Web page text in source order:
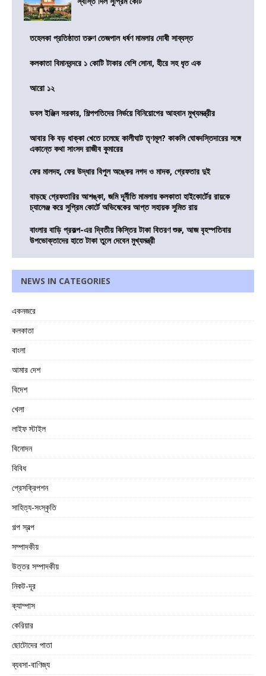
তহেলকা প্রতিষ্ঠাতা তরুণ তেজপাল ধর্ষণ মামলার দোষী সাব্যস্ত
কলকাতা বিমানবন্দরে ১ কোটি টাকার বেশি সোনা, হীরে সহ ধৃত এক
আরো ১২
ডবল ইঞ্জিন সরকার, শিল্পপতিদের নির্ভয়ে বিনিয়োগের আহবান মুখ্যমন্ত্রীর
আবার কি বড় ধাক্কা খেতে চলেছে কালীঘাট তৃণমূল? কাকলি ঘোষদস্তিদারের সঙ্গে
একান্তে কথা সাংসদ রাজীব কুমারের
ফের মালদহ, ফের উদ্ধার বিপুল অঙ্কের নগদ ও মাদক, গ্রেফতার দুই
বাড়ছে গ্রেফতারির আশঙ্কা, জমি দূর্নীতি মামলায় কলকাতা হাইকোর্টের রায়কে
চ্যালেঞ্জ করে সুপ্রিম কোর্টে অভিষেকের আপ্ত সহায়ক সুমিত রায়
বাংলার বাড়ি প্রকল্প-এর দ্বিতীয় কিস্তির টাকা বিতরণ শুরু, আজ বৃহস্পতিবার
উপভোক্তাদের হাতে টাকা তুলে দেবেন মুখ্যমন্ত্রী
NEWS IN CATEGORIES
একনজরে
কলকাতা
বাংলা
আমার দেশ
বিদেশ
খেলা
লাইফ স্টাইল
বিনোদন
বিবিধ
প্রেসক্রিপশন
সাহিত্য-সংস্কৃতি
গল্প স্বল্প
সম্পাদকীয়
উত্তর সম্পাদকীয়
নিকট-দূর
ক্যাম্পাস
কেরিয়ার
ছোটোদের পাতা
ব্যবসা-বাণিজ্য